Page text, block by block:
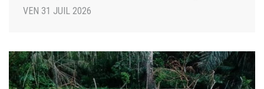
VEN 31 JUIL 2026